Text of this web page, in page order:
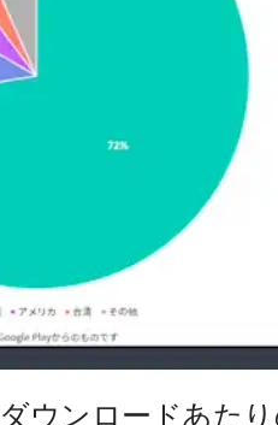
ウンロードあたり